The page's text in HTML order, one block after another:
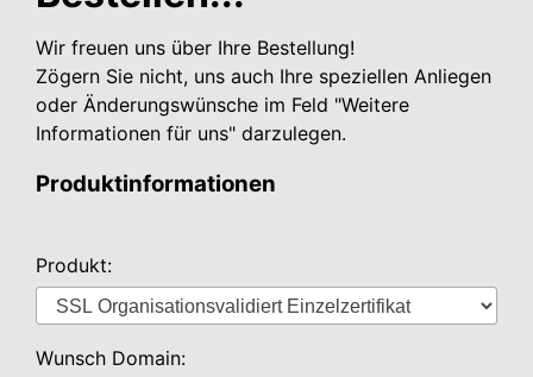
Wir freuen uns über Ihre Bestellung!
Zögern Sie nicht, uns auch Ihre speziellen Anliegen
oder Änderungswünsche im Feld "Weitere
Informationen für uns" darzulegen.
Produktinformationen
Produkt:
Wunsch Domain: